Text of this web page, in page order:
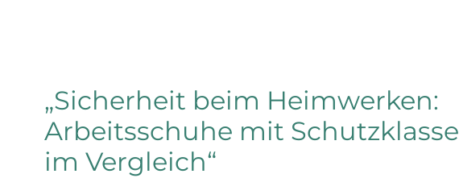
„Sicherheit beim Heimwerken:
Arbeitsschuhe mit Schutzklasse
im Vergleich“